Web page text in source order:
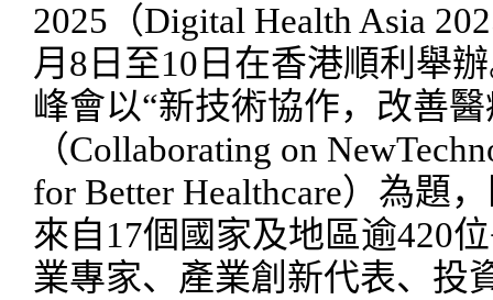
2025 （Digital Health Asia
月 8 日 至10 日在香港順利舉
峰會以“新技術協作，改善
（Collaborating on
for Better Healthcare）為題
來自 17個國家及地區逾420
業專家、產業創新代表、投